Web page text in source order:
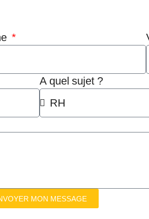
A quel sujet ?
MON MESSAGE